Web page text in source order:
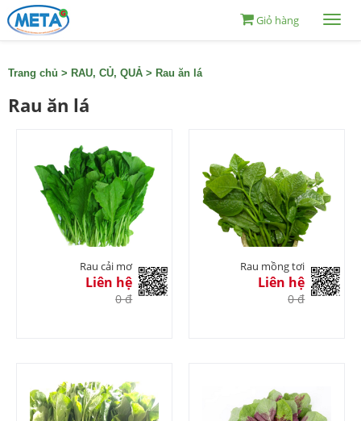
Giỏ hàng
Trang chủ > RAU, CỦ, QUẢ > Rau ăn lá
Rau ăn lá
Rau cải mơ
Liên hệ
0 đ
Rau mồng tơi
Liên hệ
0 đ